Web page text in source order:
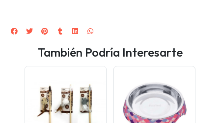
También Podría Interesarte